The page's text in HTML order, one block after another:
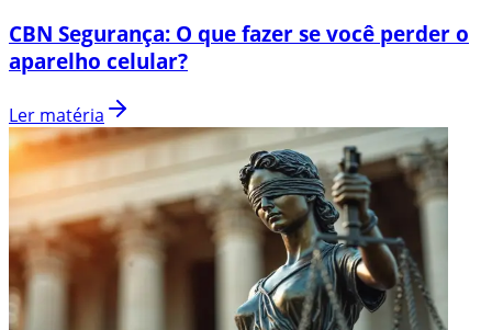
CBN Segurança: O que fazer se você perder o
aparelho celular?
Ler matéria